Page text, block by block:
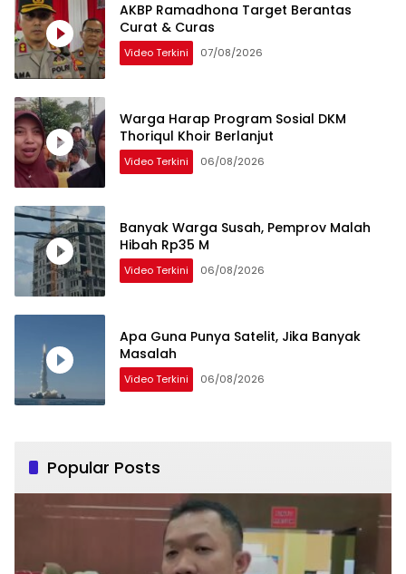
AKBP Ramadhona Target Berantas
Curat & Curas
Video Terkini 07/08/2026
Warga Harap Program Sosial DKM
Thoriqul Khoir Berlanjut
Video Terkini 06/08/2026
Banyak Warga Susah, Pemprov Malah
Hibah Rp35 M
Video Terkini 06/08/2026
Apa Guna Punya Satelit, Jika Banyak
Masalah
Video Terkini 06/08/2026
Popular Posts